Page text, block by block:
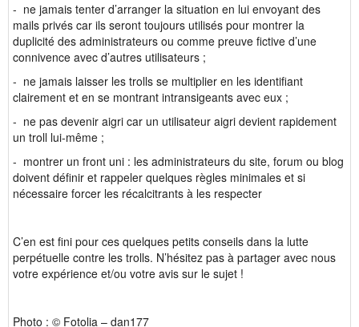
- ne jamais tenter d’arranger la situation en lui envoyant des
mails privés car ils seront toujours utilisés pour montrer la
duplicité des administrateurs ou comme preuve fictive d’une
connivence avec d’autres utilisateurs ;
- ne jamais laisser les trolls se multiplier en les identifiant
clairement et en se montrant intransigeants avec eux ;
- ne pas devenir aigri car un utilisateur aigri devient rapidement
un troll lui-même ;
- montrer un front uni : les administrateurs du site, forum ou blog
doivent définir et rappeler quelques règles minimales et si
nécessaire forcer les récalcitrants à les respecter
C’en est fini pour ces quelques petits conseils dans la lutte
perpétuelle contre les trolls. N’hésitez pas à partager avec nous
votre expérience et/ou votre avis sur le sujet !
Photo : © Fotolia – dan177